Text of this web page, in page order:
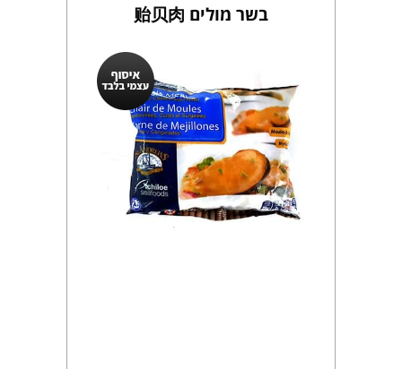
בשר מולים 贻贝肉